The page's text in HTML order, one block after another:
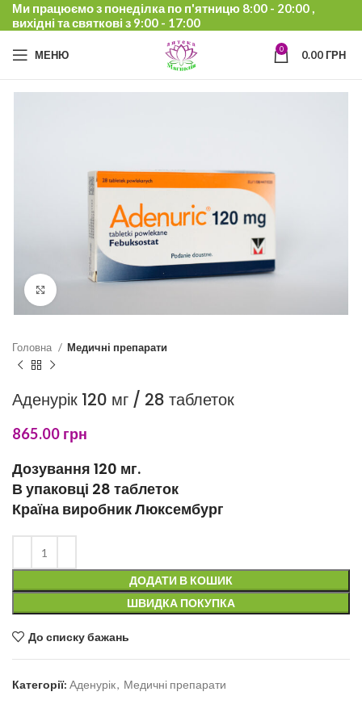
Ми працюємо з понеділка по п'ятницю 8:00 - 20:00 ,
вихідні та святкові з 9:00 - 17:00
МЕНЮ 0 0.00ГРН
Головна Медичні препарати
Аденурік 120 мг / 28 таблеток
865.00 грн
Дозування 120 мг.
В упаковці 28 таблеток
Країна виробник Люксембург
ДОДАТИ В КОШИК
ШВИДКА ПОКУПКА
До списку бажань
Категорії: Аденурік, Медичні препарати